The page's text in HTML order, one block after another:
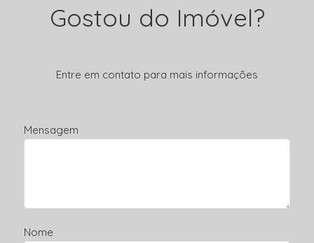
Gostou do Imóvel?
Entre em contato para mais informações
Mensagem
Nome